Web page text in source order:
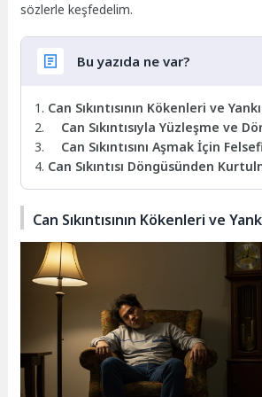
sözlerle keşfedelim.
Bu yazıda ne var?
Can Sıkıntısının Kökenleri ve
Can Sıkıntısıyla Yüzleşme ve
Can Sıkıntısını Aşmak İçin
Can Sıkıntısı Döngüsünden
Can Sıkıntısının Kökenleri ve